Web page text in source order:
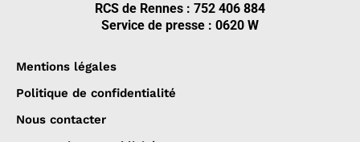
RCS de Rennes : 752 406 884
Service de presse : 0620 W
Mentions légales
Politique de confidentialité
Nous contacter